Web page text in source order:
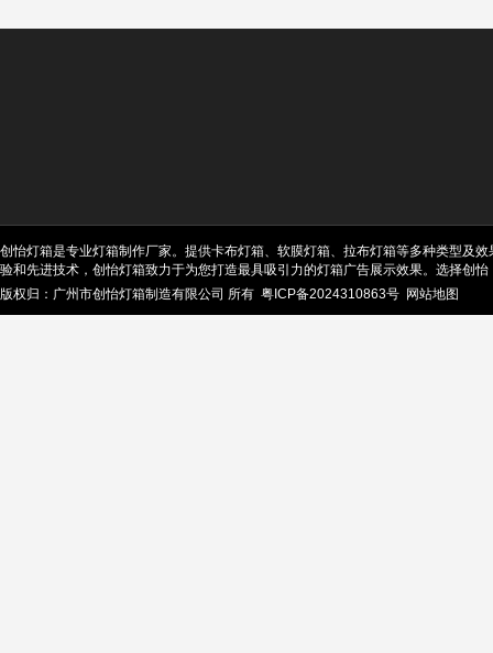
创怡灯箱是专业灯箱制作厂家。提供卡布灯箱、软膜灯箱、拉布灯箱等多种类型及
验和先进技术，创怡灯箱致力于为您打造最具吸引力的灯箱广告展示效果。选择创怡
版权归：广州市创怡灯箱制造有限公司 所有 粤ICP备2024310863号 网站地图